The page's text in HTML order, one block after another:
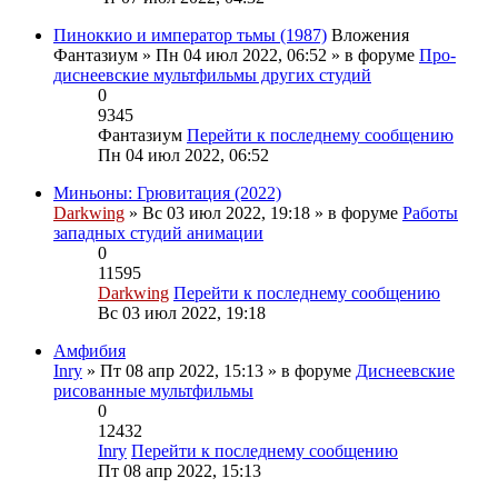
Пиноккио и император тьмы (1987) Вложения
Фантазиум » Пн 04 июл 2022, 06:52 » в форуме Про-
диснеевские мультфильмы других студий
0
9345
Фантазиум Перейти к последнему сообщению
Пн 04 июл 2022, 06:52
Миньоны: Грювитация (2022)
Darkwing » Вс 03 июл 2022, 19:18 » в форуме Работы
западных студий анимации
0
11595
Darkwing Перейти к последнему сообщению
Вс 03 июл 2022, 19:18
Амфибия
Inry » Пт 08 апр 2022, 15:13 » в форуме Диснеевские
рисованные мультфильмы
0
12432
Inry Перейти к последнему сообщению
Пт 08 апр 2022, 15:13